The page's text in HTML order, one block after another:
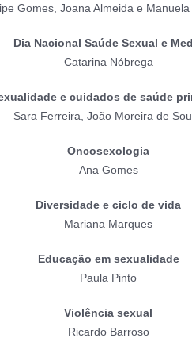
Gomes, Joana Almeida e Manuela
Dia Nacional Saúde Sexual e
Catarina Nóbrega
e cuidados de saúde
Sara Ferreira, João Moreira de
Oncosexologia
Ana Gomes
Diversidade e ciclo de vida
Mariana Marques
Educação em sexualidade
Paula Pinto
Violência sexual
Ricardo Barroso